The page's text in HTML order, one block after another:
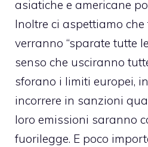
asiatiche e americane
Inoltre ci aspettiamo
verranno “sparate tutte
senso che usciranno
sforano i limiti europei,
incorrere in sanzioni
loro emissioni saranno
fuorilegge. E poco